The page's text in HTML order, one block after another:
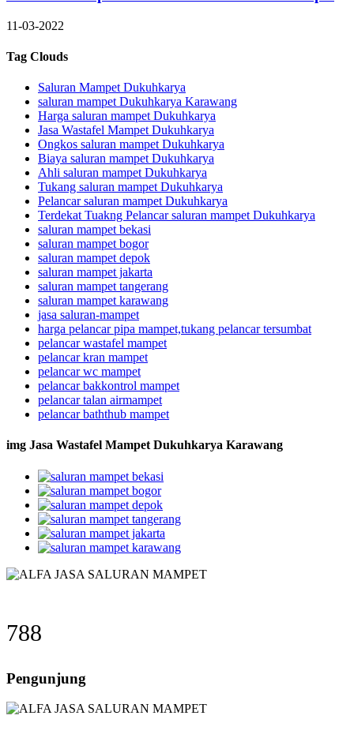
11-03-2022
Tag Clouds
Saluran Mampet Dukuhkarya
saluran mampet Dukuhkarya Karawang
Harga saluran mampet Dukuhkarya
Jasa Wastafel Mampet Dukuhkarya
Ongkos saluran mampet Dukuhkarya
Biaya saluran mampet Dukuhkarya
Ahli saluran mampet Dukuhkarya
Tukang saluran mampet Dukuhkarya
Pelancar saluran mampet Dukuhkarya
Terdekat Tuakng Pelancar saluran mampet Dukuhkarya
saluran mampet bekasi
saluran mampet bogor
saluran mampet depok
saluran mampet jakarta
saluran mampet tangerang
saluran mampet karawang
jasa saluran-mampet
harga pelancar pipa mampet,tukang pelancar tersumbat
pelancar wastafel mampet
pelancar kran mampet
pelancar wc mampet
pelancar bakkontrol mampet
pelancar talan airmampet
pelancar baththub mampet
img Jasa Wastafel Mampet Dukuhkarya Karawang
788
Pengunjung